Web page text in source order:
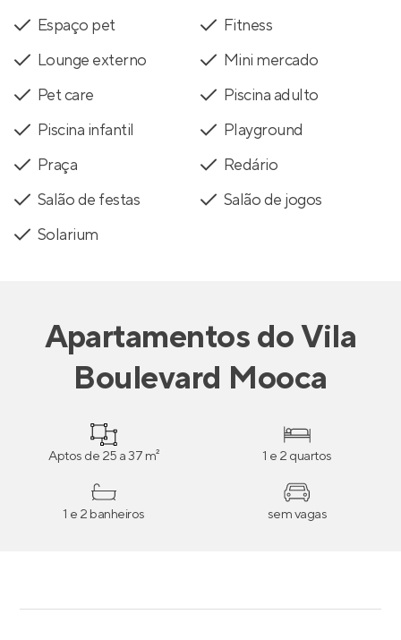
Espaço pet
Fitness
Lounge externo
Mini mercado
Pet care
Piscina adulto
Piscina infantil
Playground
Praça
Redário
Salão de festas
Salão de jogos
Solarium
ApartamentosdoVila
Boulevard Mooca
Aptos de 25 a 37 m² 1 e 2 quartos
1 e 2 banheiros sem vagas